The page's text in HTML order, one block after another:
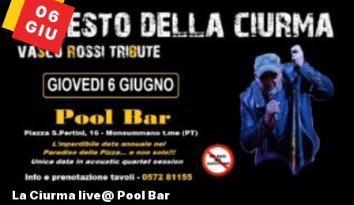
06
GIU
La Ciurma live@ Pool Bar